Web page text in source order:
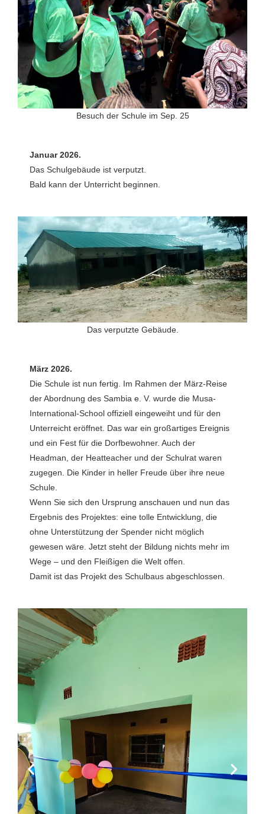
Besuch der Schule im Sep. 25
Januar 2026.
Das Schulgebäude ist verputzt.
Bald kann der Unterricht beginnen.
Das verputzte Gebäude.
März 2026.
Die Schule ist nun fertig. Im Rahmen der März-Reise
der Abordnung des Sambia e. V. wurde die Musa-
International-School offiziell eingeweiht und für den
Unterreicht eröffnet. Das war ein großartiges Ereignis
und ein Fest für die Dorfbewohner. Auch der
Headman, der Heatteacher und der Schulrat waren
zugegen. Die Kinder in heller Freude über ihre neue
Schule.
Wenn Sie sich den Ursprung anschauen und nun das
Ergebnis des Projektes: eine tolle Entwicklung, die
ohne Unterstützung der Spender nicht möglich
gewesen wäre. Jetzt steht der Bildung nichts mehr im
Wege – und den Fleißigen die Welt offen.
Damit ist das Projekt des Schulbaus abgeschlossen.